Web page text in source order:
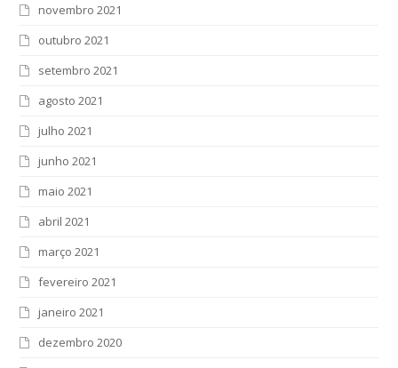
novembro 2021
outubro 2021
setembro 2021
agosto 2021
julho 2021
junho 2021
maio 2021
abril 2021
março 2021
fevereiro 2021
janeiro 2021
dezembro 2020